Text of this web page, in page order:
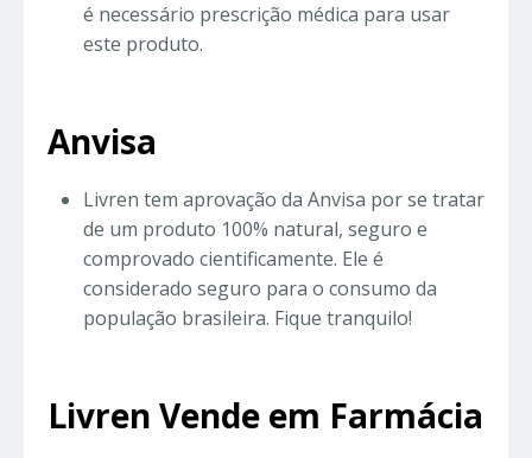
é necessário prescrição médica para usar
este produto.
Anvisa
Livren tem aprovação da Anvisa por se tratar
de um produto 100% natural, seguro e
comprovado cientificamente. Ele é
considerado seguro para o consumo da
população brasileira. Fique tranquilo!
Livren Vende em Farmácia